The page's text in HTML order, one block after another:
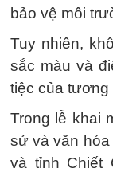
bảo vệ môi
Tuy nhiên,
sắc màu và
tiệc của tương
Trong lễ khai
sử và văn hóa
và tỉnh Chiết